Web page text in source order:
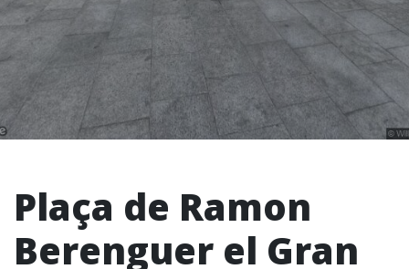
Plaça de Ramon
Berenguer el Gran